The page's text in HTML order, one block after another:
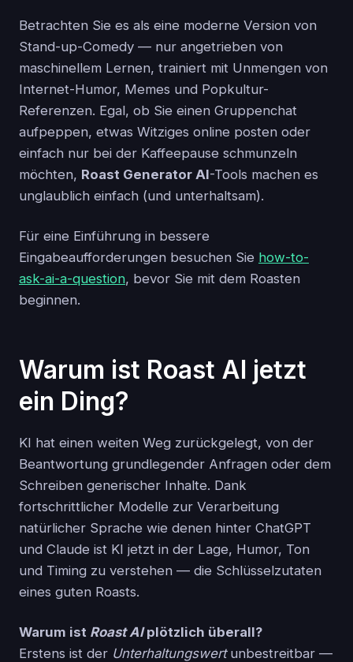
Betrachten Sie es als eine moderne Version von
Stand-up-Comedy — nur angetrieben von
maschinellem Lernen, trainiert mit Unmengen von
Internet-Humor, Memes und Popkultur-
Referenzen. Egal, ob Sie einen Gruppenchat
aufpeppen, etwas Witziges online posten oder
einfach nur bei der Kaffeepause schmunzeln
möchten, Roast Generator AI-Tools machen es
unglaublich einfach (und unterhaltsam).
Für eine Einführung in bessere
Eingabeaufforderungen besuchen Sie how-to-
ask-ai-a-question, bevor Sie mit dem Roasten
beginnen.
Warum ist Roast AI jetzt
ein Ding?
KI hat einen weiten Weg zurückgelegt, von der
Beantwortung grundlegender Anfragen oder dem
Schreiben generischer Inhalte. Dank
fortschrittlicher Modelle zur Verarbeitung
natürlicher Sprache wie denen hinter ChatGPT
und Claude ist KI jetzt in der Lage, Humor, Ton
und Timing zu verstehen — die Schlüsselzutaten
eines guten Roasts.
Warum ist Roast AIplötzlich überall?
Erstens ist der Unterhaltungswertunbestreitbar —